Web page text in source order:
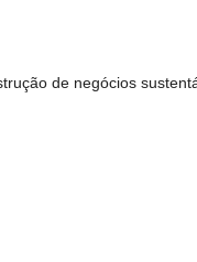
de negócios